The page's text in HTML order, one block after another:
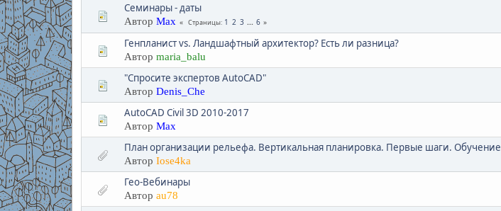
Семинары - даты
Автор Max Страницы 1 2 3 ... 6
Генпланист vs. Ландшафтный архитектор? Есть ли разница?
Автор maria_balu
"Спросите экспертов AutoCAD"
Автор Denis_Che
AutoCAD Civil 3D 2010-2017
Автор Max
План организации рельефа. Вертикальная планировка. Первые шаги. Обучение
Автор Iose4ka
Гео-Вебинары
Автор au78